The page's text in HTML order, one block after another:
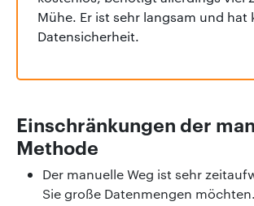
Mühe. Er ist sehr langsam und hat
Datensicherheit.
Einschränkungen der
Methode
Der manuelle Weg ist sehr
Sie große Datenmengen möchten.